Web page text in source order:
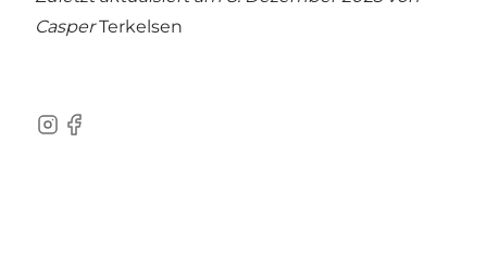
CasperTerkelsen
Instagram
Facebook